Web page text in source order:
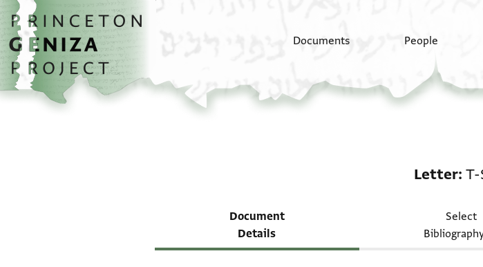
Skip to main content
home
Documents People
Letter T-
Document
Details
Select